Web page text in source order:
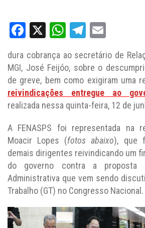
Facebook
X WhatsApp
Telegram
dura cobrança ao secretário de
MGI, José Feijóo, sobre o
de greve, bem como exigiram uma
reivindicações entregue ao
realizada nessa quinta-feira, 12 de
A FENASPS foi representada na
Moacir Lopes (fotos abaixo), que
demais dirigentes reivindicando um
do governo contra a proposta
Administrativa que vem sendo
Trabalho (GT) no Congresso Nacional.